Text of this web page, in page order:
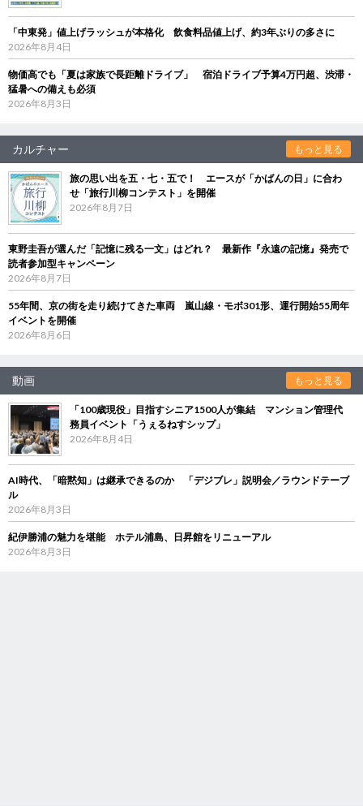
「中東発」値上げラッシュが本格化 飲食料品値上げ、約3年ぶりの多さに
2026年8月4日
物価高でも「夏は家族で長距離ドライブ」 宿泊ドライブ予算4万円超、渋滞・
猛暑への備えも必須
2026年8月3日
カルチャー もっと見る
旅の思い出を五・七・五で！ エースが「かばんの日」に合わ
せ「旅行川柳コンテスト」を開催
2026年8月7日
東野圭吾が選んだ「記憶に残る一文」はどれ？ 最新作『永遠の記憶』発売で
読者参加型キャンペーン
2026年8月7日
55年間、京の街を走り続けてきた車両 嵐山線・モボ301形、運行開始55周年
イベントを開催
2026年8月6日
動画 もっと見る
「100歳現役」目指すシニア1500人が集結 マンション管理代
務員イベント「うぇるねすシップ」
2026年8月4日
AI時代、「暗黙知」は継承できるのか 「デジブレ」説明会／ラウンドテーブ
ル
2026年8月3日
紀伊勝浦の魅力を堪能 ホテル浦島、日昇館をリニューアル
2026年8月3日